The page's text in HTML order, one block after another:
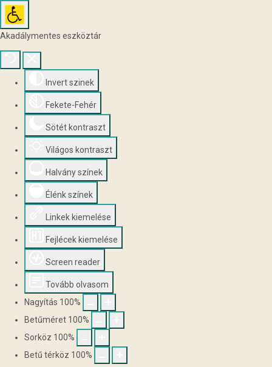
Akadálymentes eszköztár
Invert szinek
Fekete-Fehér
Sötét kontraszt
Világos kontraszt
Halvány színek
Élénk színek
Linkek kiemelése
Fejlécek kiemelése
Screen reader
Tovább olvasom
Nagyítás 100%
Betűméret 100%
Sorköz 100%
Betű térköz 100%